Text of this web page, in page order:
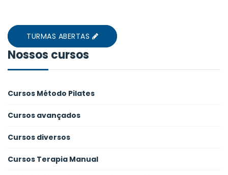
TURMAS ABERTAS
Nossos cursos
Cursos Método Pilates
Cursos avançados
Cursos diversos
Cursos Terapia Manual